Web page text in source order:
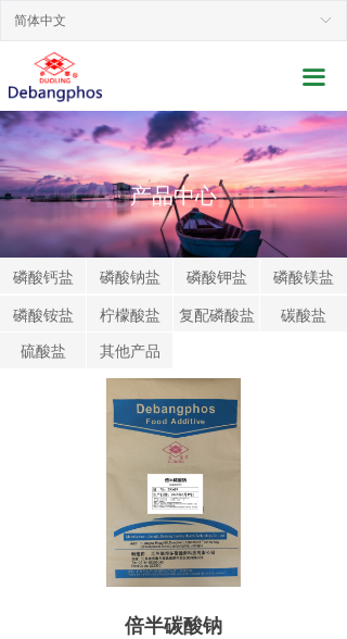
끀
网站首页
关于我们
新闻动态
产品展示
行业应用
联系我们
服务支持
ꀅ
简体中文
倍半碳酸钠
CASES CENTE
产品中心
磷酸钙盐 磷酸钠盐 磷酸钾盐
磷酸镁盐
磷酸铵盐
柠檬酸盐 复配磷酸盐
碳酸盐
硫酸盐
其他产品